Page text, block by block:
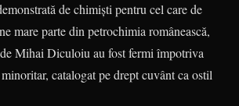
de chimiști pentru cel care de
mare parte din petrochimia românească,
Mihai Diculoiu au fost fermi împotriva
catalogat pe drept cuvânt ca ostil